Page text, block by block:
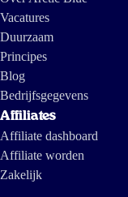
Vacatures
Duurzaam
Principes
Blog
Bedrijfsgegevens
Affiliates
Affiliate dashboard
Affiliate worden
Zakelijk